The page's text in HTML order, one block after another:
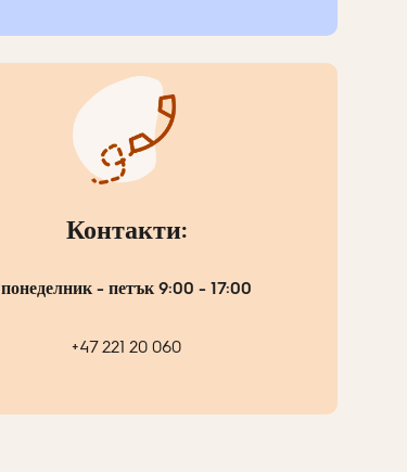
Контакти:
понеделник - петък 9:00 - 17:00
+47 221 20 060